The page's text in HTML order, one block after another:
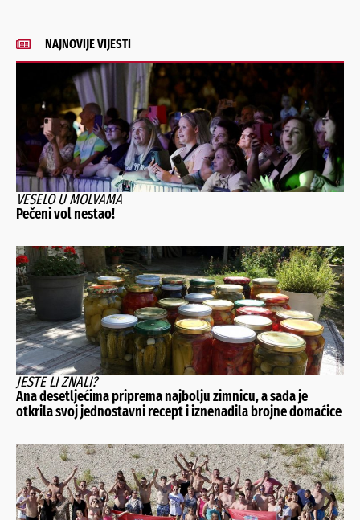
NAJNOVIJE VIJESTI
VESELO U MOLVAMA
Pečeni vol nestao!
JESTE LI ZNALI?
Ana desetljećima priprema najbolju zimnicu, a sada je
otkrila svoj jednostavni recept i iznenadila brojne domaćice